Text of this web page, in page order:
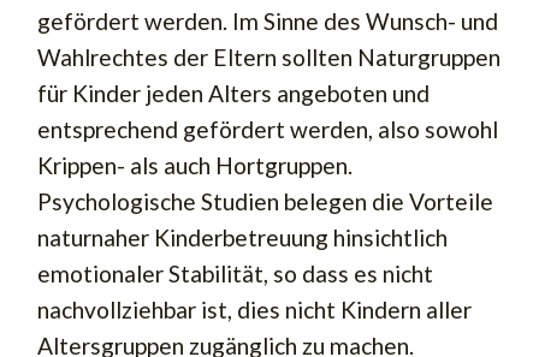
gefördert werden. Im Sinne des Wunsch- und
Wahlrechtes der Eltern sollten Naturgruppen
für Kinder jeden Alters angeboten und
entsprechend gefördert werden, also sowohl
Krippen- als auch Hortgruppen.
Psychologische Studien belegen die Vorteile
naturnaher Kinderbetreuung hinsichtlich
emotionaler Stabilität, so dass es nicht
nachvollziehbar ist, dies nicht Kindern aller
Altersgruppen zugänglich zu machen.